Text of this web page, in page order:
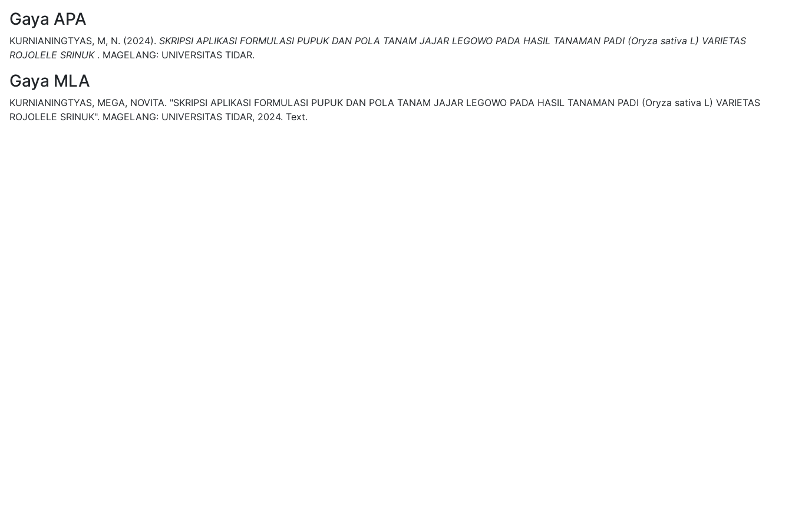
Gaya APA
KURNIANINGTYAS, M, N. (2024). SKRIPSI APLIKASI FORMULASI PUPUK DAN POLA TANAM JAJAR LEGOWO PADA HASIL TANAMAN PADI (Oryza sativa L) VARIETAS
ROJOLELE SRINUK. MAGELANG: UNIVERSITAS TIDAR.
Gaya MLA
KURNIANINGTYAS, MEGA, NOVITA. "SKRIPSI APLIKASI FORMULASI PUPUK DAN POLA TANAM JAJAR LEGOWO PADA HASIL TANAMAN PADI (Oryza sativa L) VARIETAS
ROJOLELE SRINUK". MAGELANG: UNIVERSITAS TIDAR, 2024. Text.